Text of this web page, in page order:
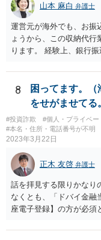
山本 麻白 弁護士
運営元が海外でも、お振
ょうから、この収納代
ります。 経験上、銀行
以上、何か難しい事情が
8
困ってます。
をせがませてる
#投資詐欺 #個人・プライベー
#本名・住所・電話番号が不明
2023年3月22日
正木 友啓 弁護士
話を拝見する限りかなり
なくとも、「ドバイ金融
座電子登録】の方が必須
に相談に行かれてくださ